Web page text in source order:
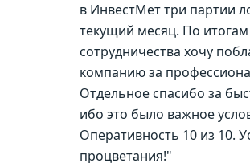
в ИнвестМет три партии
текущий месяц. По итогам
сотрудничества хочу
компанию за
Отдельное спасибо за
ибо это было важное
Оперативность 10 из 10.
процветания!"